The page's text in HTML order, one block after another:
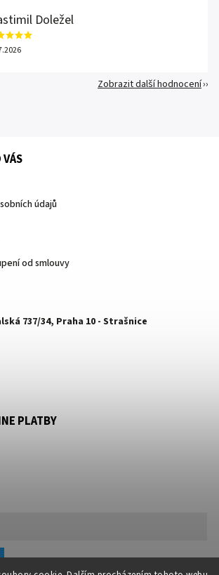
Doležel
Zobrazit další hodnocení
údajů
od smlouvy
737/34, Praha 10 - Strašnice
PLATBY